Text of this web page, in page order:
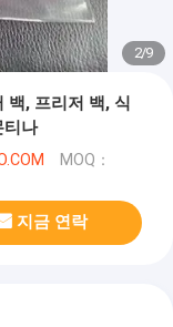
2/9
백, 프리저 백, 식
티나
MOQ：
지금 연락